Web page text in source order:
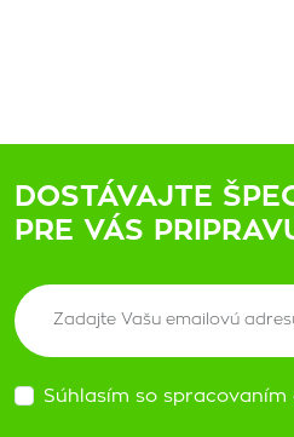
DOSTÁVAJTE
PRE VÁS
Súhlasím so spracovaním